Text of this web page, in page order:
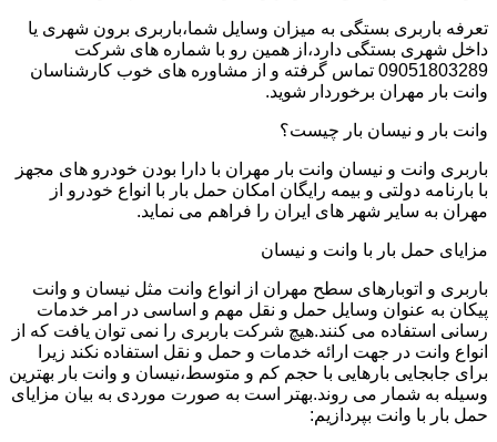
تعرفه باربری بستگی به میزان وسایل شما،باربری برون شهری یا
داخل شهری بستگی دارد،از همین رو با شماره های شرکت
09051803289 تماس گرفته و از مشاوره های خوب کارشناسان
وانت بار مهران برخوردار شوید.
وانت بار و نیسان بار چیست؟
باربری وانت و نیسان وانت بار مهران با دارا بودن خودرو های مجهز
با بارنامه دولتی و بیمه رایگان امکان حمل بار با انواع خودرو از
مهران به سایر شهر های ایران را فراهم می نماید.
مزایای حمل بار با وانت و نیسان
باربری و اتوبارهای سطح مهران از انواع وانت مثل نیسان و وانت
پیکان به عنوان وسایل حمل و نقل مهم و اساسی در امر خدمات
رسانی استفاده می کنند.هیچ شرکت باربری را نمی توان یافت که از
انواع وانت در جهت ارائه خدمات و حمل و نقل استفاده نکند زیرا
برای جابجایی بارهایی با حجم کم و متوسط،نیسان و وانت بار بهترین
وسیله به شمار می روند.بهتر است به صورت موردی به بیان مزایای
حمل بار با وانت بپردازیم: